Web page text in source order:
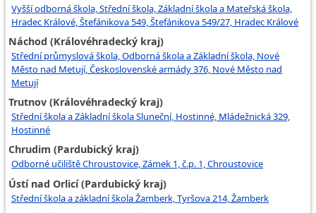
Vyšší odborná škola, Střední škola, Základní škola a Mateřská škola,
Hradec Králové, Štefánikova 549, Štefánikova 549/27, Hradec Králové
Náchod (Královéhradecký kraj)
Střední průmyslová škola, Odborná škola a Základní škola, Nové
Město nad Metují, Československé armády 376, Nové Město nad
Metují
Trutnov (Královéhradecký kraj)
Střední škola a Základní škola Sluneční, Hostinné, Mládežnická 329,
Hostinné
Chrudim (Pardubický kraj)
Odborné učiliště Chroustovice, Zámek 1, č.p. 1, Chroustovice
Ústí nad Orlicí (Pardubický kraj)
Střední škola a základní škola Žamberk, Tyršova 214, Žamberk